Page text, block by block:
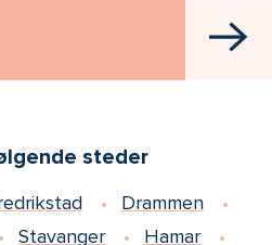
steder
Drammen
Stavanger
Hamar